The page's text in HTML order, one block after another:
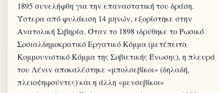
1895 συνελήφθη για την επαναστατική του δράση.
Ύστερα από φυλάκιση 14 μηνών, εξορίστηκε στην
Ανατολική Σιβηρία. Όταν το 1898 ιδρύθηκε το Ρωσικό
Σοσιαλδημοκρατικό Εργατικό Κόμμα (μετέπειτα
Κομμουνιστικό Κόμμα της Σοβιετικής Ένωσης), η πλευρά
του Λένιν αποκαλέστηκε «μπολσεβίκοι» (δηλαδή,
πλειοψηφούντες) και η άλλη «μενσεβίκοι»